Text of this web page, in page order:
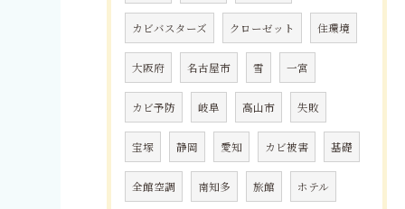
カビバスターズ クローゼット 住環境
大阪府 名古屋市 雪 一宮
カビ予防 岐阜 高山市 失敗
宝塚 静岡 愛知 カビ被害 基礎
全館空調 南知多 旅館 ホテル